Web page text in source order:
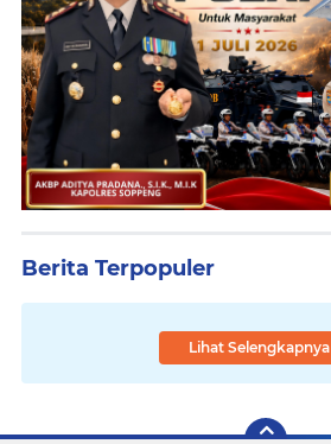
Berita Terpopuler
Lihat Selengkapnya